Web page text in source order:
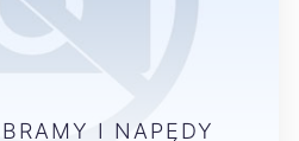
I NAPĘDY